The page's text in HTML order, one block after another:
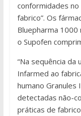
conformidades
fabrico”. Os
Bluepharma 1000
o Supofen
“Na sequência da
Infarmed ao
humano Granules
detectadas não-
práticas de